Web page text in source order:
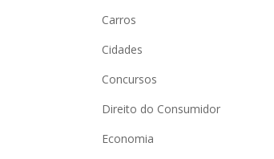
Carros
Cidades
Concursos
Direito do Consumidor
Economia